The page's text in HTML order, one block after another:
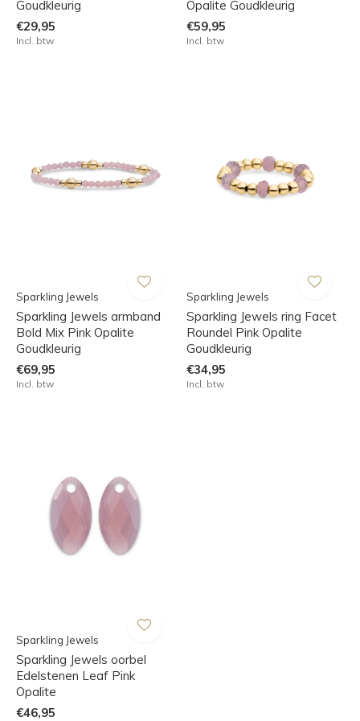
Goudkleurig
€29,95
Incl. btw
Opalite Goudkleurig
€59,95
Incl. btw
Sparkling Jewels
Sparkling Jewels armband
Bold Mix Pink Opalite
Goudkleurig
€69,95
Incl. btw
Sparkling Jewels
Sparkling Jewels ring Facet
Roundel Pink Opalite
Goudkleurig
€34,95
Incl. btw
Sparkling Jewels
Sparkling Jewels oorbel
Edelstenen Leaf Pink
Opalite
€46,95